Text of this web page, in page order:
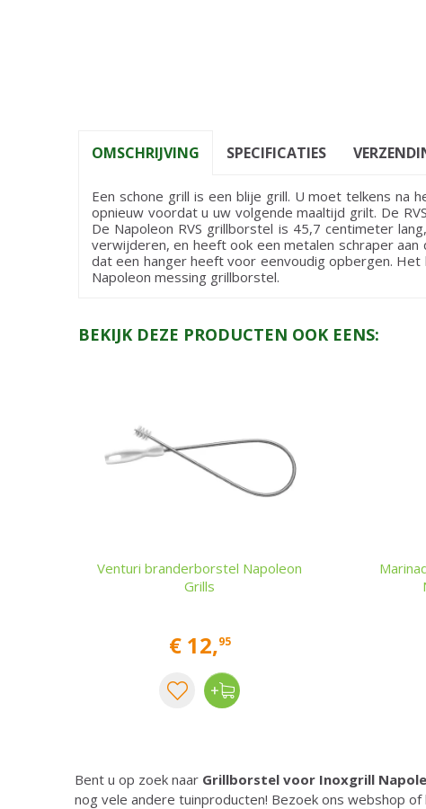
OMSCHRIJVING SPECIFICATIES
Een schone grill is een blije grill. U moet telkens
opnieuw voordat u uw volgende maaltijd grilt. De
De Napoleon RVS grillborstel is 45,7 centimeter
verwijderen, en heeft ook een metalen schraper
dat een hanger heeft voor eenvoudig opbergen.
Napoleon messing grillborstel.
BEKIJK DEZE PRODUCTEN OOK EENS:
Venturi branderborstel Napoleon
Grills
€ 12,95
Bent u op zoek naar Grillborstel voor Inoxgrill
nog vele andere tuinproducten! Bezoek ons webshop